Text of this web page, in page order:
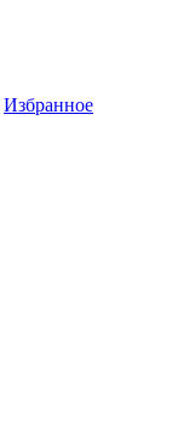
Избранное